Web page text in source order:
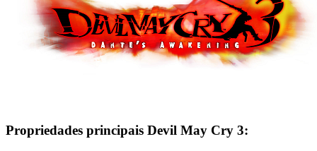
Propriedades principais Devil May Cry 3: